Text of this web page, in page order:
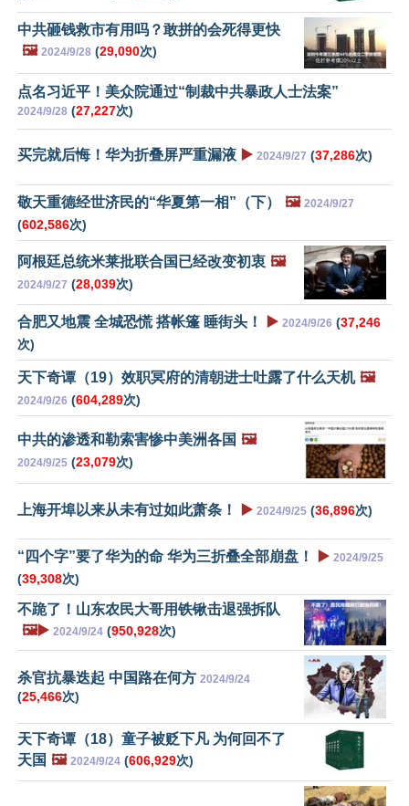
中共砸钱救市有用吗？敢拼的会死得更快
🖼️ 2024/9/28 (29,090次)
点名习近平！美众院通过“制裁中共暴政人士法案”
2024/9/28 (27,227次)
买完就后悔！华为折叠屏严重漏液 ▶️ 2024/9/27 (37,286次)
敬天重德经世济民的“华夏第一相”（下） 🖼️ 2024/9/27
(602,586次)
阿根廷总统米莱批联合国已经改变初衷 🖼️
2024/9/27 (28,039次)
合肥又地震 全城恐慌 搭帐篷 睡街头！ ▶️ 2024/9/26 (37,246
次)
天下奇谭（19）效职冥府的清朝进士吐露了什么天机 🖼️
2024/9/26 (604,289次)
中共的渗透和勒索害惨中美洲各国 🖼️
2024/9/25 (23,079次)
上海开埠以来从未有过如此萧条！ ▶️ 2024/9/25 (36,896次)
“四个字”要了华为的命 华为三折叠全部崩盘！ ▶️ 2024/9/25
(39,308次)
不跪了！山东农民大哥用铁锹击退强拆队
🖼️▶️ 2024/9/24 (950,928次)
杀官抗暴迭起 中国路在何方 2024/9/24
(25,466次)
天下奇谭（18）童子被贬下凡 为何回不了
天国 🖼️ 2024/9/24 (606,929次)